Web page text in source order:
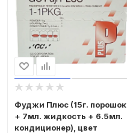
Фуджи Плюс (15г. порошок
+ 7мл. жидкость + 6.5мл.
кондиционер), цвет